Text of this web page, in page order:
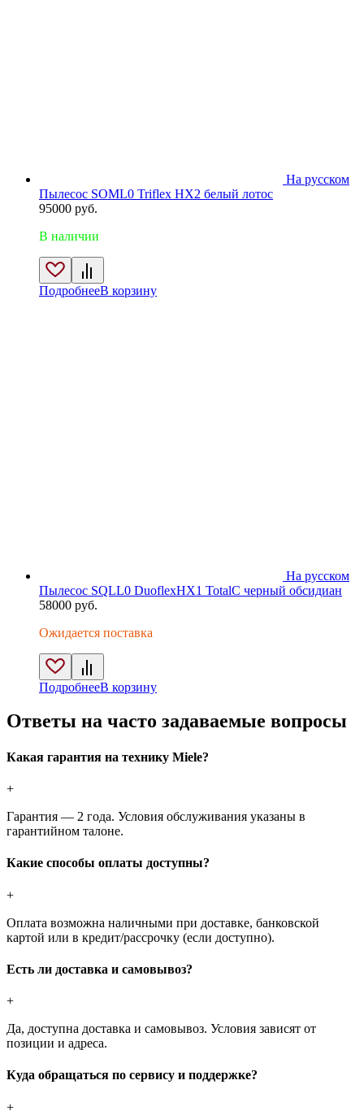
На русском
Пылесос SOML0 Triflex HX2 белый лотос
95000 руб.
В наличии
ПодробнееВ корзину
На русском
Пылесос SQLL0 DuoflexHX1 TotalC черный обсидиан
58000 руб.
Ожидается поставка
ПодробнееВ корзину
Ответы на часто задаваемые вопросы
Какая гарантия на технику Miele?
+
Гарантия — 2 года. Условия обслуживания указаны в
гарантийном талоне.
Какие способы оплаты доступны?
+
Оплата возможна наличными при доставке, банковской
картой или в кредит/рассрочку (если доступно).
Есть ли доставка и самовывоз?
+
Да, доступна доставка и самовывоз. Условия зависят от
позиции и адреса.
Куда обращаться по сервису и поддержке?
+